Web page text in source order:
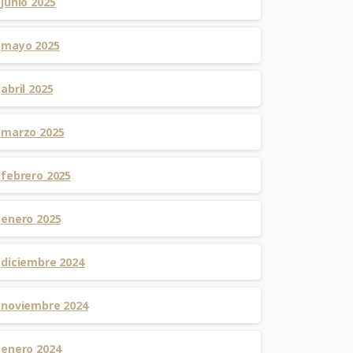
mayo 2025
abril 2025
marzo 2025
febrero 2025
enero 2025
diciembre 2024
noviembre 2024
enero 2024